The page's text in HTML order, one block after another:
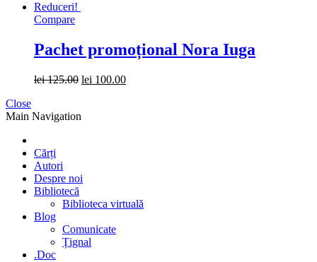
Reduceri!
Compare
Pachet promoțional Nora Iuga
lei125.00 lei 100.00
Close
Main Navigation
Cărți
Autori
Despre noi
Bibliotecă
Biblioteca virtuală
Blog
Comunicate
Țignal
.Doc